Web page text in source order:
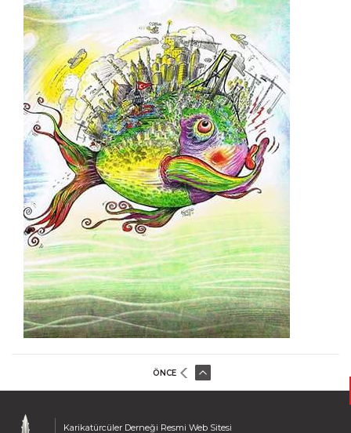
Tonguç Yaşar
Tuncay Akgün
Turan İyigün
Turgay Karadağ
Turhan Selçuk
Uğur Pamuk
Yalçın Çetin
Yalçın Didman
Yaşar Babalık
Yener Koç
Zahir Güvemli
Zeki Beyner
Zeki Bol
Zeynep Gargi
Ziya Ramoğlu
ÖNCE
Karikatürcüler Derneği Resmi Web Sitesi